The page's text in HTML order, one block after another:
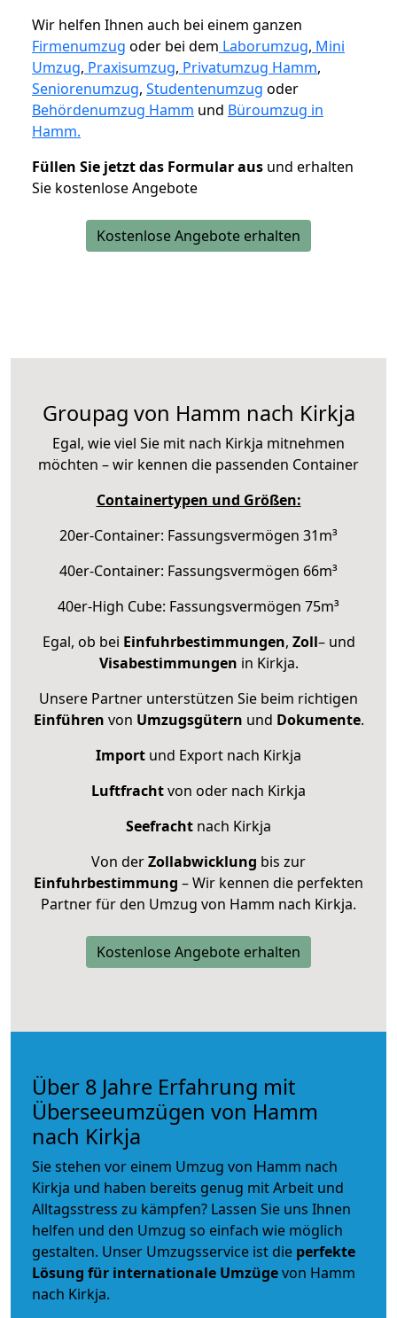
Wir helfen Ihnen auch bei einem ganzen
Firmenumzug oder bei dem Laborumzug, Mini
Umzug, Praxisumzug, Privatumzug Hamm,
Seniorenumzug, Studentenumzug oder
Behördenumzug Hamm und Büroumzug in
Hamm.
Füllen Sie jetzt das Formular aus und erhalten
Sie kostenlose Angebote
Kostenlose Angebote erhalten
Groupag von Hamm nach Kirkja
Egal, wie viel Sie mit nach Kirkja mitnehmen
möchten – wir kennen die passenden Container
Containertypen und Größen:
20er-Container: Fassungsvermögen 31m³
40er-Container: Fassungsvermögen 66m³
40er-High Cube: Fassungsvermögen 75m³
Egal, ob bei Einfuhrbestimmungen, Zoll– und
Visabestimmungen in Kirkja.
Unsere Partner unterstützen Sie beim richtigen
Einführen von Umzugsgütern und Dokumente.
Import und Export nach Kirkja
Luftfrachtvon oder nach Kirkja
Seefracht nach Kirkja
Von derZollabwicklung bis zur
Einfuhrbestimmung – Wir kennen die perfekten
Partner für den Umzug von Hamm nach Kirkja.
Kostenlose Angebote erhalten
Über 8 Jahre Erfahrung mit
Überseeumzügen von Hamm
nach Kirkja
Sie stehen vor einem Umzug von Hamm nach
Kirkja und haben bereits genug mit Arbeit und
Alltagsstress zu kämpfen? Lassen Sie uns Ihnen
helfen und den Umzug so einfach wie möglich
gestalten. Unser Umzugsservice ist die perfekte
Lösung für internationale Umzügevon Hamm
nach Kirkja.